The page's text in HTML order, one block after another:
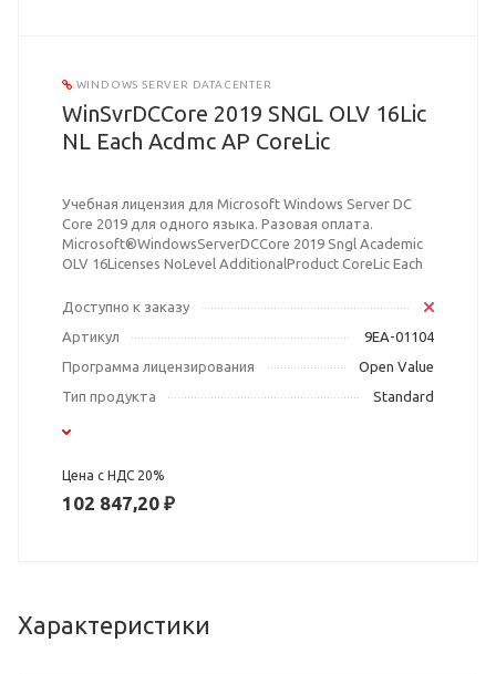
WINDOWS SERVER DATACENTER
WinSvrDCCore 2019 SNGL OLV 16Lic
NL Each Acdmc AP CoreLic
Учебная лицензия для Microsoft Windows Server DC
Core 2019 для одного языка. Разовая оплата.
Microsoft®WindowsServerDCCore 2019 Sngl Academic
OLV 16Licenses NoLevel AdditionalProduct CoreLic Each
Доступно к заказу
Артикул
9EA-01104
Программа лицензирования
Open Value
Тип продукта
Standard
Цена с НДС 20%
102 847,20 ₽
Характеристики